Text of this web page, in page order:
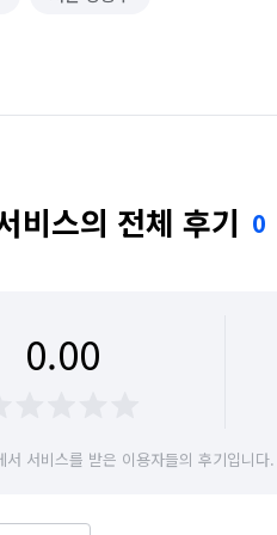
비스의 전체 후기 0
0.00
서 서비스를 받은 이용자들의 후기입니다.